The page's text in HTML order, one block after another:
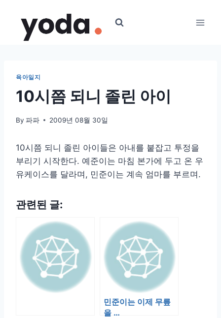
content
육아일지
10시쯤 되니 졸린 아이
By 파파 2009년 08월 30일
10시쯤 되니 졸린 아이들은 아내를 붙잡고 투정을
부리기 시작한다. 예준이는 마침 본가에 두고 온 우
유케이스를 달라며, 민준이는 계속 엄마를 부르며.
관련된 글:
민준이는 이제 무릎
을 …